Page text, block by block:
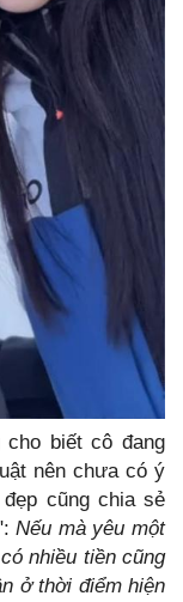
cho biết cô đang
nên chưa có ý
cũng chia sẻ
Nếu mà yêu một
nhiều tiền cũng
ở thời điểm hiện